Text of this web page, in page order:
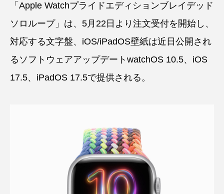
「Apple Watchプライドエディションブレイデッド
ソロループ」は、5月22日より注文受付を開始し、
対応する文字盤、iOS/iPadOS壁紙は近日公開され
るソフトウェアアップデートwatchOS 10.5、iOS
17.5、iPadOS 17.5で提供される。